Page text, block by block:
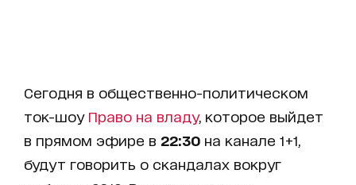
Сегодня в общественно-политическом
ток-шоу Право на владу, которое выйдет
в прямом эфире в 22:30 на канале 1+1,
будут говорить о скандалах вокруг